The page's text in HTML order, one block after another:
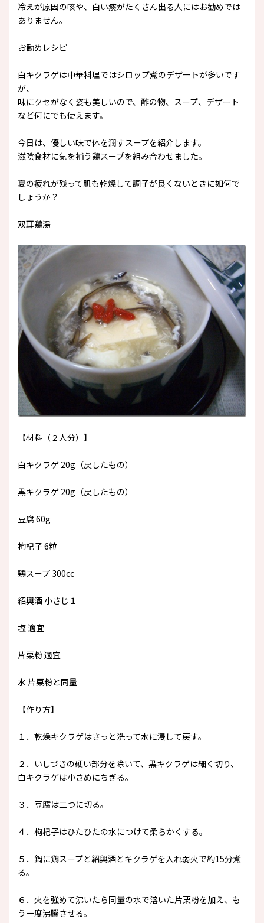
冷えが原因の咳や、白い痰がたくさん出る人にはお勧めでは
ありません。
お勧めレシピ
白キクラゲは中華料理ではシロップ煮のデザートが多いです
が、
味にクセがなく姿も美しいので、酢の物、スープ、デザート
など何にでも使えます。
今日は、優しい味で体を潤すスープを紹介します。
滋陰食材に気を補う鶏スープを組み合わせました。
夏の疲れが残って肌も乾燥して調子が良くないときに如何で
しょうか？
双耳鶏湯
【材料（２人分）】
白キクラゲ 20g（戻したもの）
黒キクラゲ 20g（戻したもの）
豆腐 60g
枸杞子 6粒
鶏スープ 300cc
紹興酒 小さじ１
塩 適宜
片栗粉 適宜
水 片栗粉と同量
【作り方】
１．乾燥キクラゲはさっと洗って水に浸して戻す。
２．いしづきの硬い部分を除いて、黒キクラゲは細く切り、
白キクラゲは小さめにちぎる。
３．豆腐は二つに切る。
４．枸杞子はひたひたの水につけて柔らかくする。
５．鍋に鶏スープと紹興酒とキクラゲを入れ弱火で約15分煮
る。
６．火を強めて沸いたら同量の水で溶いた片栗粉を加え、も
う一度沸騰させる。